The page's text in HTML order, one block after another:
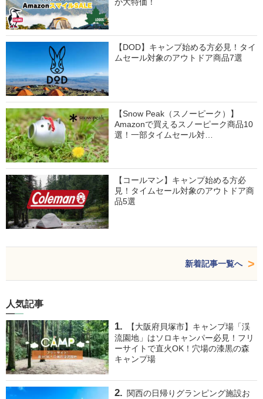
が大特価！
【DOD】キャンプ始める方必見！タイ
ムセール対象のアウトドア商品7選
【Snow Peak（スノーピーク）】
Amazonで買えるスノーピーク商品10
選！一部タイムセール対…
【コールマン】キャンプ始める方必
見！タイムセール対象のアウトドア商
品5選
新着記事一覧へ
人気記事
【大阪府貝塚市】キャンプ場「渓
流園地」はソロキャンパー必見！フリ
ーサイトで直火OK！穴場の漆黒の森
キャンプ場
関西の日帰りグランピング施設お